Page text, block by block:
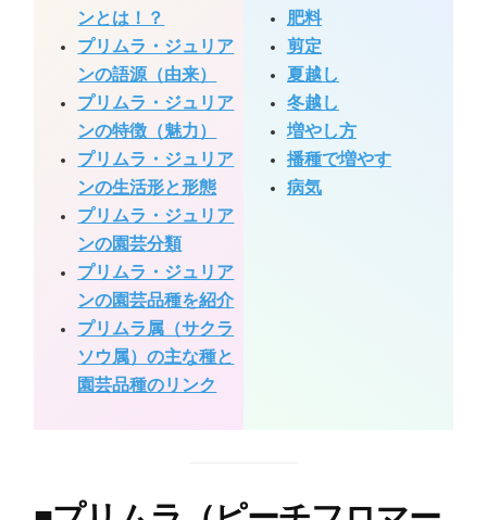
ンとは！？
プリムラ・ジュリア
ンの語源（由来）
プリムラ・ジュリア
ンの特徴（魅力）
プリムラ・ジュリア
ンの生活形と形態
プリムラ・ジュリア
ンの園芸分類
プリムラ・ジュリア
ンの園芸品種を紹介
プリムラ属（サクラ
ソウ属）の主な種と
園芸品種のリンク
肥料
剪定
夏越し
冬越し
増やし方
播種で増やす
病気